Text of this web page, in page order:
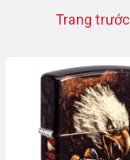
Trang trước